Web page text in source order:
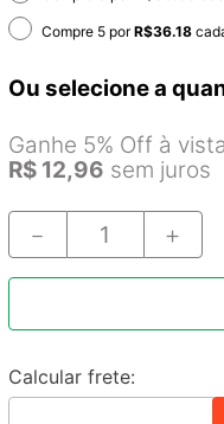
Compre 5 porR$36.18
Ou selecione a
Ganhe 5% Off à
R$ 12,96 sem juros
＋
－